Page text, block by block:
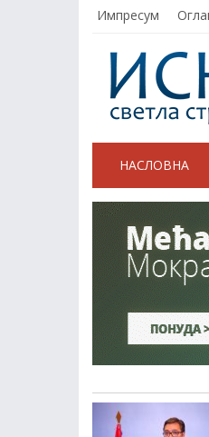
Импресум
НАСЛОВНА